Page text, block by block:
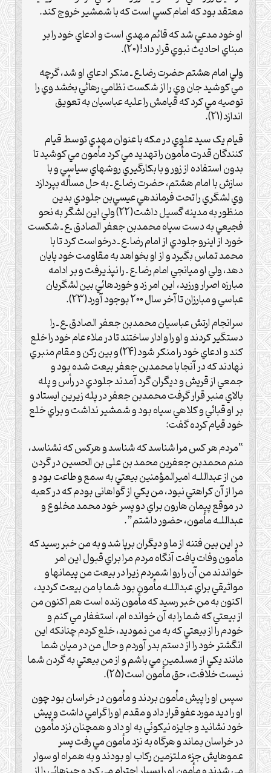
معتقد بود که امام کسي است که با شمشير خروج کند.
او خود مدعي شد که قائم مهدي است و ادعاي خود را بر
مبناي احاديث نبوي قرار داد!(20).
ولي امام هشتم حضرت رضا ـ‌ع‌ ـ منکر ادعاي او شد، گرچه
مي کوشيد جان وي را از شکست نظامي رهائي بخشد وي را
توصيه مي کرد که قيامش را عليه عباسيان به تعويق
اندازد(21).
قيام يک سيد علوي در مکه با عنوان مهدي توسط قيام
کنندگان قدرت مأمون را تهديد مي کرد مأمون مي کوشيد تا
بدون استفاده از زور و با بکارگيري روشهاي سياسي و با
سازش با امام هشتم، حضرت رضا ـ‌ع‌ ـ به حل مسأله بپردازد
وي لشگري را تحت فرماندهي عيسي‌بن جلودي بدين
منظور به مدينه گسيل داشت(22) ولي اين لشگر به نحو
فجيعي به دست سپاه محمد‌بن جعفر الصادق ـ‌ع‌ ـ شکست
خورد از اينرو جلودي از امام رضا ـ‌ع‌ ـ درخواست کرد تا با
محمد تماس بگيرد و از او بخواهد به مقاومت خود پايان
دهد، ولي او ميانجي امام رضا ـ‌ع‌ ـ را نپذيرفت و بر ادامه
مبارزه اصرار ورزيد، اين امر زد و خوردهائي بين لشگريان
عباسي و مبارزان تا آخر سال 200 بوجود آورد(23).
سرانجام ارتش عباسيان محمدبن جعفر الصادق ـ‌ع‌ ـ را
دستگير کردند و او را وادار ساختند تا در ملاء عام خود را خلع
کند و ادعاي خود را منکر شود(24) و بين رکن و مقام منبري
نهادند که در آنجا با محمدبن جعفر بيعت شده بود و
جمعي از قريش و ديگران گرد آمدند جلودي در رأس و پله
بالاي منبر قرار گرفت محمدبن جعفر در پله زيرين ايستاد و
بر او قبائي و کلاهي سياه بود و شمشير نداشت و براي خلع
خود قيام کرده گفت:
“مردم هر کس مرا شناسد که شناسد و هرکس که نشناسد،
منم محمد‌بن جعفربن محمد بن على بن الحسين در گردن
من از عبداللـه اميرالمؤمنين بيعتي به سمع و طاعت بود و
مرا از آن کراهتي نبود، من يکي از گواهانى بودم که در کعبه
در موقع پيمان هارون براي دو پسر خود محمد مخلوع و
عبداللـه مأمون، حضور داشتم”.
در اين بين فتنه از ما و ديگران برپا شد و به من خبر رسيد که
مأمون وفات يافت آنگاه مردم مرا براي قبول اين امر
خواندند من آن را روا شمردم زيرا در بيعت من پيمانها و
مواثيقي براي عبداللـه مأمون بود شما با من بيعت کرديد،
اکنون به من خبر رسيد که مأمون زنده است هم اکنون من
از بيعتي که شما را به آن خوانده ام، استغفار مي کنم و
خودم را از بيعتي که به من نموديد، خلع کردم چنانکه اين
انگشتر خود را از دستم بدر آوردم و حال من در ميان شما
مانند يکي از مسلمين مي باشم و از من بيعتي به گردن شما
نيست خلافت، حق مأمون است(25).
سپس او را پيش مأمون بردند و مأمون در خراسان بود چون
او را ديد مورد عفو قرار داد و مقدم او را گرامي داشت و پيش
خود نشانيد و جايزه نيکوئي به او داد و همچنان نزد مأمون
در خراسان بماند و هرگاه به نزد مأمون مي رفت پسر
عموهايش جزء ملتزمين رکاب او بودند و به همراه او سوار